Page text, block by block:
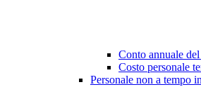
Conto annuale
Costo personale
Personale non a tempo